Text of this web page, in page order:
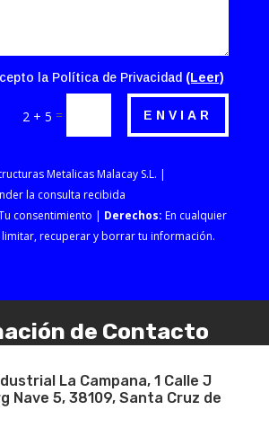
la Política de Privacidad (Leer)
2 + 5 = ENVIAR
Metalicas Malacay S.L. |
la consulta recibida
consentimiento | Derechos: En cualquier
recuperar y borrar tu información.
de Contacto
La Campana, 1 Calle J
Nave 5, 38109, Santa Cruz de